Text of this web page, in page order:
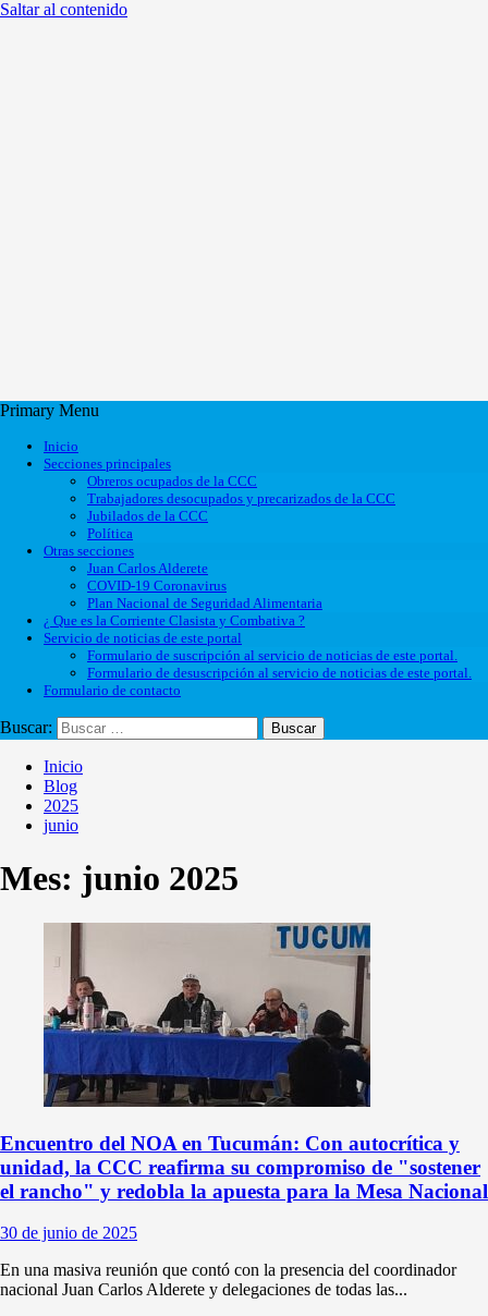
Saltar al contenido
Primary Menu
Inicio
Secciones principales
Obreros ocupados de la CCC
Trabajadores desocupados y precarizados de la CCC
Jubilados de la CCC
Política
Otras secciones
Juan Carlos Alderete
COVID-19 Coronavirus
Plan Nacional de Seguridad Alimentaria
¿ Que es la Corriente Clasista y Combativa ?
Servicio de noticias de este portal
Formulario de suscripción al servicio de noticias de este portal.
Formulario de desuscripción al servicio de noticias de este portal.
Formulario de contacto
Buscar:
Inicio
Blog
2025
junio
Mes: junio 2025
Encuentro del NOA en Tucumán: Con autocrítica y
unidad, la CCC reafirma su compromiso de "sostener
el rancho" y redobla la apuesta para la Mesa Nacional
30 de junio de 2025
En una masiva reunión que contó con la presencia del coordinador
nacional Juan Carlos Alderete y delegaciones de todas las...